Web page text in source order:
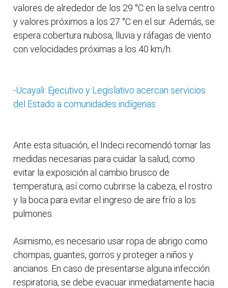
valores de alrededor de los 29 °C en la selva centro
y valores próximos a los 27 °C en el sur. Además, se
espera cobertura nubosa, lluvia y ráfagas de viento
con velocidades próximas a los 40 km/h.
-Ucayali: Ejecutivo y Legislativo acercan servicios
del Estado a comunidades indígenas
Ante esta situación, el Indeci recomendó tomar las
medidas necesarias para cuidar la salud, como
evitar la exposición al cambio brusco de
temperatura, así como cubrirse la cabeza, el rostro
y la boca para evitar el ingreso de aire frío a los
pulmones.
Asimismo, es necesario usar ropa de abrigo como
chompas, guantes, gorros y proteger a niños y
ancianos. En caso de presentarse alguna infección
respiratoria, se debe evacuar inmediatamente hacia